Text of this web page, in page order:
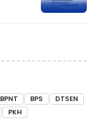
BPNT BPS
DTSEN
PKH